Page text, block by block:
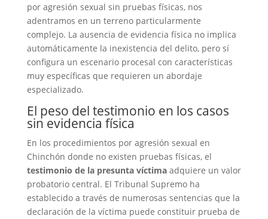
por agresión sexual sin pruebas físicas, nos
adentramos en un terreno particularmente
complejo. La ausencia de evidencia física no implica
automáticamente la inexistencia del delito, pero sí
configura un escenario procesal con características
muy específicas que requieren un abordaje
especializado.
El peso del testimonio en los casos
sin evidencia física
En los procedimientos por agresión sexual en
Chinchón donde no existen pruebas físicas, el
testimonio de la presunta víctimaadquiere un valor
probatorio central. El Tribunal Supremo ha
establecido a través de numerosas sentencias que la
declaración de la víctima puede constituir prueba de